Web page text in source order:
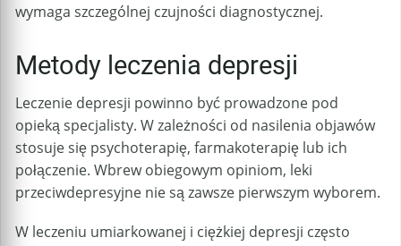
wymaga szczególnej czujności diagnostycznej.
Metody leczenia depresji
Leczenie depresji powinno być prowadzone pod
opieką specjalisty. W zależności od nasilenia objawów
stosuje się psychoterapię, farmakoterapię lub ich
połączenie. Wbrew obiegowym opiniom, leki
przeciwdepresyjne nie są zawsze pierwszym wyborem.
W leczeniu umiarkowanej i ciężkiej depresji często